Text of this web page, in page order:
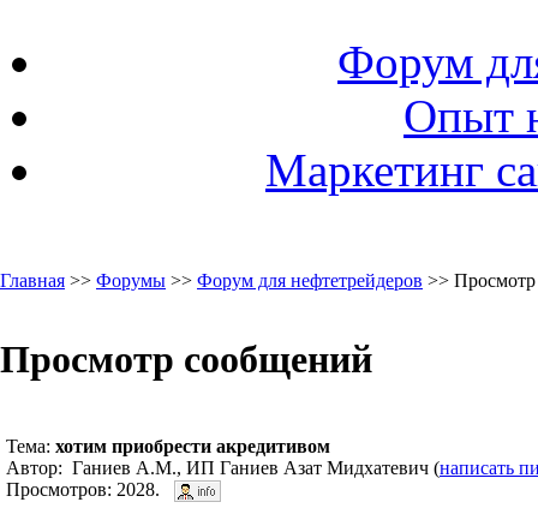
Форум
Опыт
Маркетинг
Главная >> Форумы >> Форум для нефтетрейдеров >>
Просмотр сообщений
Тема: хотим приобрести акредитивом
Автор: Ганиев А.М., ИП Ганиев Азат Мидхатевич (написать
Просмотров: 2028.